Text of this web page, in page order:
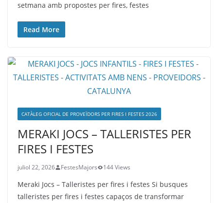
setmana amb propostes per fires, festes
Read More
CATÀLEG OFICIAL DE PROVEÏDORS PER FIRES I FESTES 2026
MERAKI JOCS – TALLERISTES PER
FIRES I FESTES
juliol 22, 2026 FestesMajors 144 Views
Meraki Jocs – Talleristes per fires i festes Si busques
talleristes per fires i festes capaços de transformar